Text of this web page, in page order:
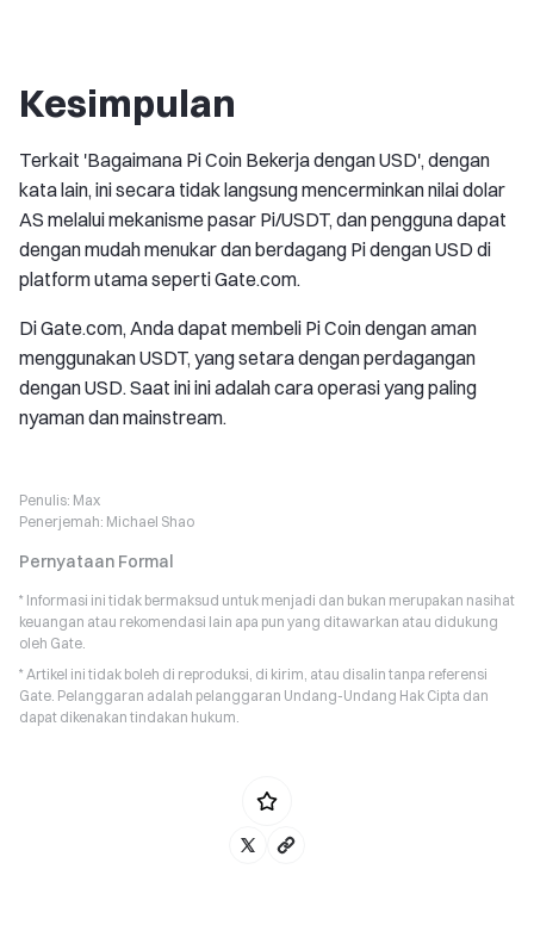
Kesimpulan
Terkait 'Bagaimana Pi Coin Bekerja dengan USD', dengan
kata lain, ini secara tidak langsung mencerminkan nilai dolar
AS melalui mekanisme pasar Pi/USDT, dan pengguna dapat
dengan mudah menukar dan berdagang Pi dengan USD di
platform utama seperti Gate.com.
Di Gate.com, Anda dapat membeli Pi Coin dengan aman
menggunakan USDT, yang setara dengan perdagangan
dengan USD. Saat ini ini adalah cara operasi yang paling
nyaman dan mainstream.
Penulis: Max
Penerjemah: Michael Shao
Pernyataan Formal
* Informasi ini tidak bermaksud untuk menjadi dan bukan merupakan nasihat
keuangan atau rekomendasi lain apa pun yang ditawarkan atau didukung
oleh Gate.
* Artikel ini tidak boleh di reproduksi, di kirim, atau disalin tanpa referensi
Gate. Pelanggaran adalah pelanggaran Undang-Undang Hak Cipta dan
dapat dikenakan tindakan hukum.